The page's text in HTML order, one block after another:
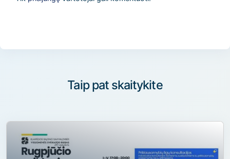
Taip pat skaitykite